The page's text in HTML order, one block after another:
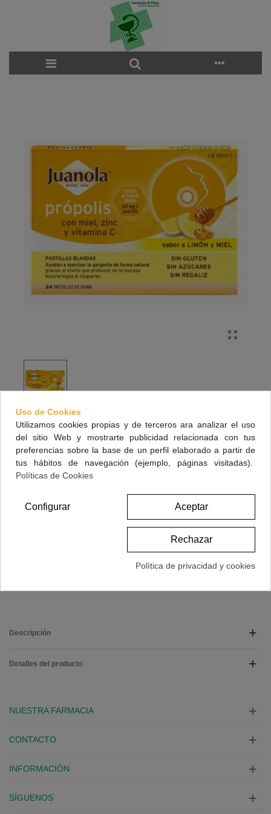
JUANOLA PROPOLIS PASTILLAS LIMON
MIEL 24 PASTILLAS
Pastillas Juanola Própolis
Descripción
Detalles del producto
NUESTRA FARMACIA
CONTACTO
INFORMACIÓN
SÍGUENOS
Uso de Cookies
Utilizamos cookies propias y de terceros ara analizar el uso
del sitio Web y mostrarte publicidad relacionada con tus
preferencias sobre la base de un perfil elaborado a partir de
tus hábitos de navegación (ejemplo, páginas visitadas).
Políticas de Cookies
Aceptar
Rechazar
Configurar
Política de privacidad y cookies